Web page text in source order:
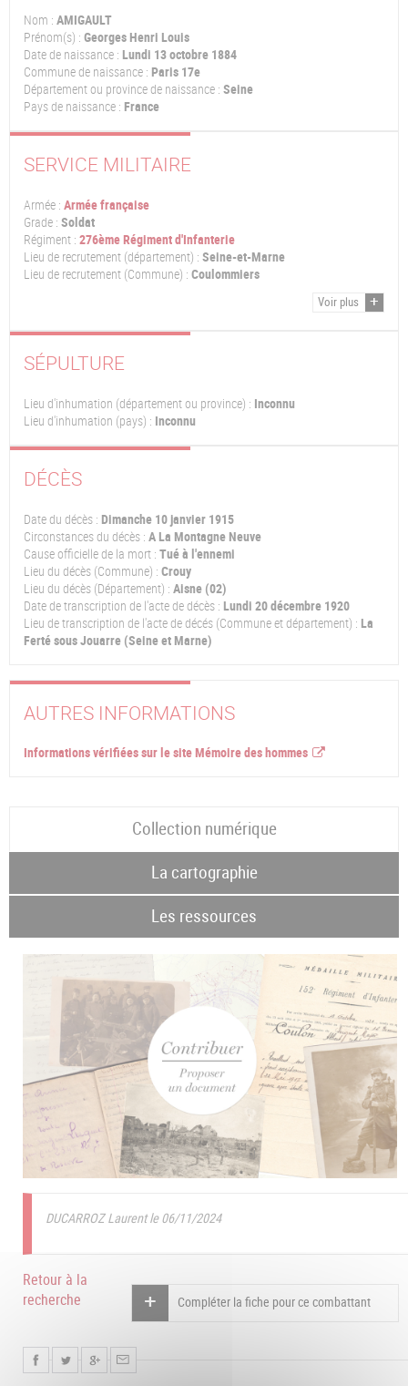
Nom : AMIGAULT
Prénom(s) : Georges Henri Louis
Date de naissance : Lundi 13 octobre 1884
Commune de naissance : Paris 17e
Département ou province de naissance : Seine
Pays de naissance : France
SERVICE MILITAIRE
Armée : Armée française
Grade : Soldat
Régiment : 276ème Régiment d'Infanterie
Lieu de recrutement (département) : Seine-et-Marne
Lieu de recrutement (Commune) : Coulommiers
Voir plus
SÉPULTURE
Lieu d'inhumation (département ou province) : Inconnu
Lieu d'inhumation (pays) : Inconnu
DÉCÈS
Date du décès : Dimanche 10 janvier 1915
Circonstances du décès : A La Montagne Neuve
Cause officielle de la mort : Tué à l'ennemi
Lieu du décès (Commune) : Crouy
Lieu du décès (Département) : Aisne (02)
Date de transcription de l'acte de décès : Lundi 20 décembre 1920
Lieu de transcription de l'acte de décés (Commune et département) : La
Ferté sous Jouarre (Seine et Marne)
AUTRES INFORMATIONS
Informations vérifiées sur le site Mémoire des hommes
Collection numérique
La cartographie
Les ressources
DUCARROZ Laurent le 06/11/2024
Compléter la fiche pour ce combattant
Retour à la
recherche